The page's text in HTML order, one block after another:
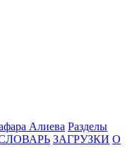
Алиева Разделы
ЗАГРУЗКИ О